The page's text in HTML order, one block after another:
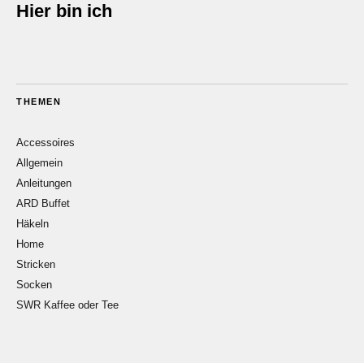
Hier bin ich
THEMEN
Accessoires
Allgemein
Anleitungen
ARD Buffet
Häkeln
Home
Stricken
Socken
SWR Kaffee oder Tee